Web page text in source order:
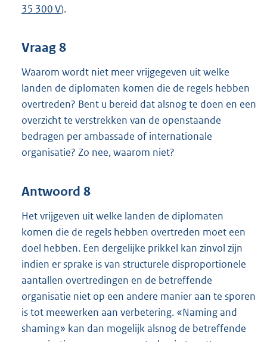
35 300 V).
Vraag 8
Waarom wordt niet meer vrijgegeven uit welke
landen de diplomaten komen die de regels hebben
overtreden? Bent u bereid dat alsnog te doen en een
overzicht te verstrekken van de openstaande
bedragen per ambassade of internationale
organisatie? Zo nee, waarom niet?
Antwoord 8
Het vrijgeven uit welke landen de diplomaten
komen die de regels hebben overtreden moet een
doel hebben. Een dergelijke prikkel kan zinvol zijn
indien er sprake is van structurele disproportionele
aantallen overtredingen en de betreffende
organisatie niet op een andere manier aan te sporen
is tot meewerken aan verbetering. «Naming and
shaming» kan dan mogelijk alsnog de betreffende